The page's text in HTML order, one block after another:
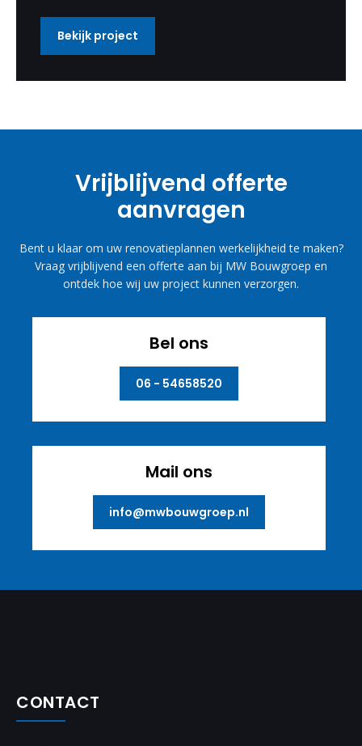
Bekijk project
Vrijblijvend offerte
aanvragen
Bent u klaar om uw renovatieplannen werkelijkheid te maken?
Vraag vrijblijvend een offerte aan bij MW Bouwgroep en
ontdek hoe wij uw project kunnen verzorgen.
Bel ons
06 - 54658520
Mail ons
info@mwbouwgroep.nl
CONTACT